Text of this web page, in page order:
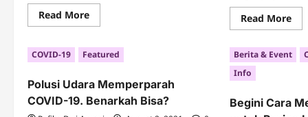
Read MoreRead
more
Menyembuhkan
COVID
Mitos
atau
Fakta?
Read MoreRead
19
COVID-19 Featured
Polusi Udara Memperparah
COVID-19. Benarkah Bisa?
Berita & Event
Info
Begini Cara